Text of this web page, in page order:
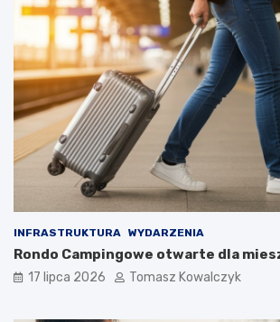
INFRASTRUKTURA WYDARZENIA
Rondo Campingowe otwarte dla
17 lipca 2026 Tomasz Kowalczyk